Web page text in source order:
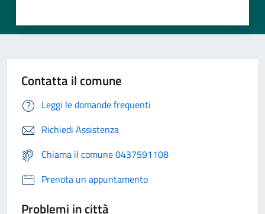
Contatta il comune
Leggi le domande frequenti
Richiedi Assistenza
Chiama il comune 0437591108
Prenota un appuntamento
Problemi in città